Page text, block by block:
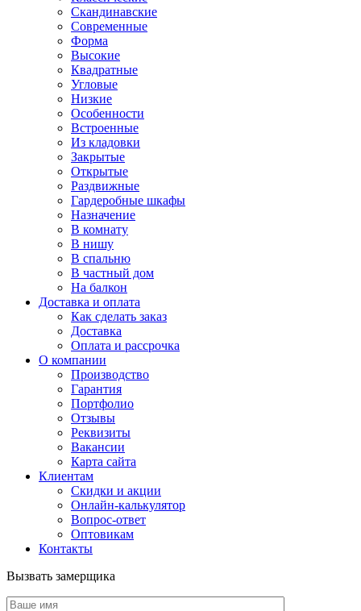
Скандинавские
Современные
Форма
Высокие
Квадратные
Угловые
Низкие
Особенности
Встроенные
Из кладовки
Закрытые
Открытые
Раздвижные
Гардеробные шкафы
Назначение
В комнату
В нишу
В спальню
В частный дом
На балкон
Доставка и оплата
Как сделать заказ
Доставка
Оплата и рассрочка
О компании
Производство
Гарантия
Портфолио
Отзывы
Реквизиты
Вакансии
Карта сайта
Клиентам
Скидки и акции
Онлайн-калькулятор
Вопрос-ответ
Оптовикам
Контакты
Вызвать замерщика